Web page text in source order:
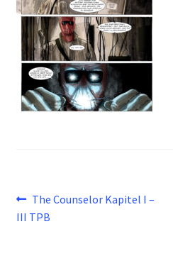
Beitragsnavigation
Vorheriger
Beitrag:
The Counselor Kapitel I –
III TPB